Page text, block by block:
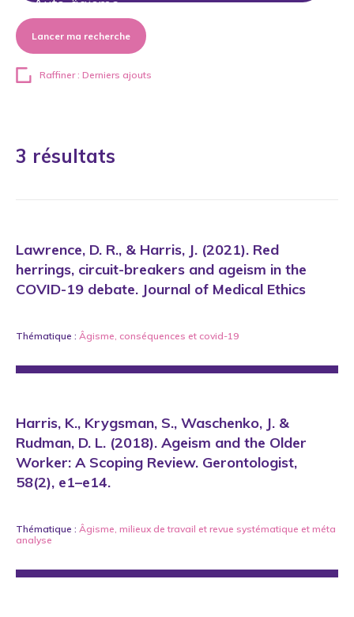
Lancer ma recherche
Raffiner : Derniers ajouts
3 résultats
Lawrence, D. R., & Harris, J. (2021). Red
herrings, circuit-breakers and ageism in the
COVID-19 debate. Journal of Medical Ethics
Thématique : Âgisme, conséquences et covid-19
Harris, K., Krygsman, S., Waschenko, J. &
Rudman, D. L. (2018). Ageism and the Older
Worker: A Scoping Review. Gerontologist,
58(2), e1–e14.
Thématique : Âgisme, milieux de travail et revue systématique et méta
analyse